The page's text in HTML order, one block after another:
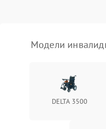
Модели
DELTA 3500